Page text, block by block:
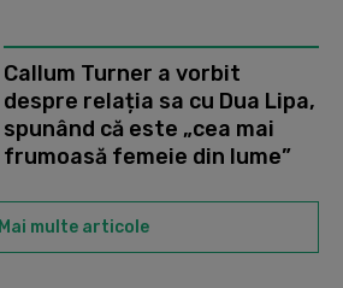
Callum Turner a vorbit
despre relația sa cu Dua Lipa,
spunând că este „cea mai
frumoasă femeie din lume”
Mai multe articole